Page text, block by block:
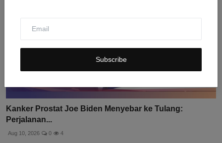
Subscribe
Kanker Prostat Joe Biden Menyebar ke Tulang:
Perjalanan...
Aug 10, 2026 0 4